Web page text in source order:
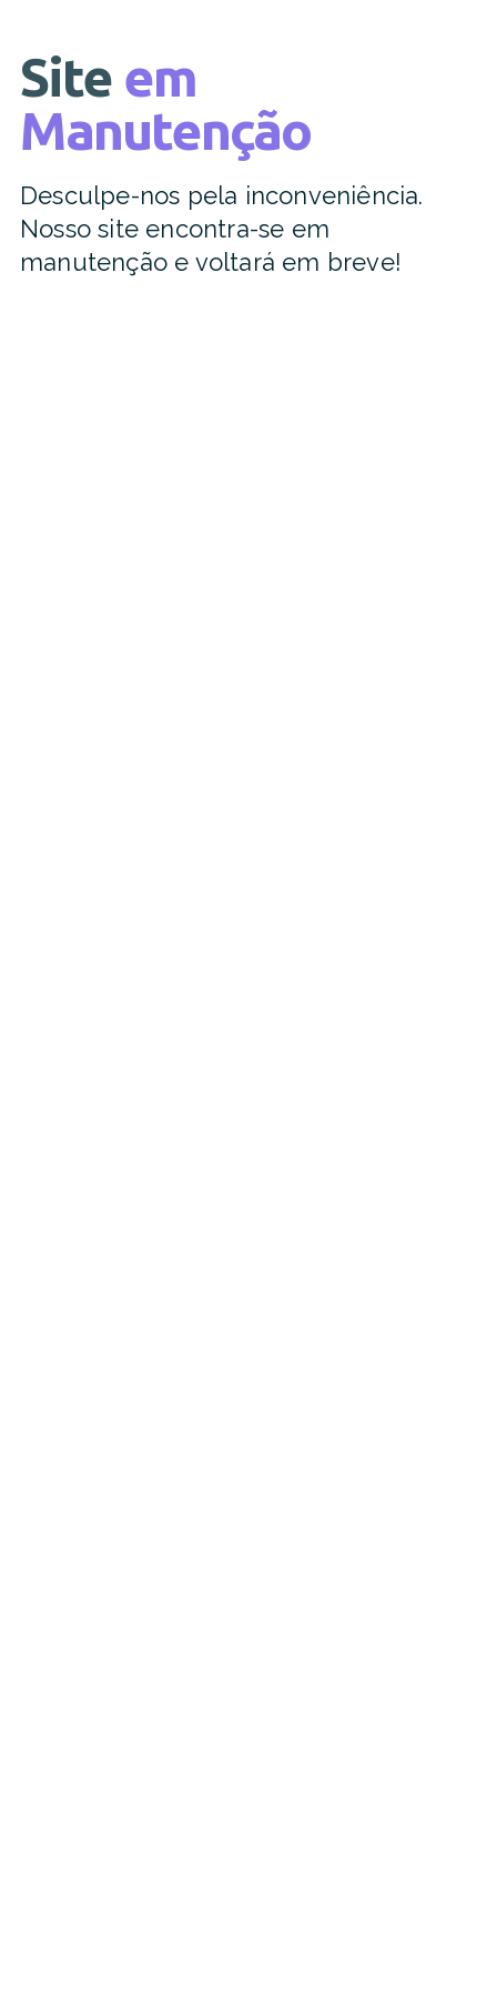
Site em
Manutenção
Desculpe-nos pela inconveniência.
Nosso site encontra-se em
manutenção e voltará em breve!